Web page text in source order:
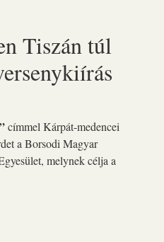
Tiszán túl
címmel Kárpát-medencei
a Borsodi Magyar
melynek célja a